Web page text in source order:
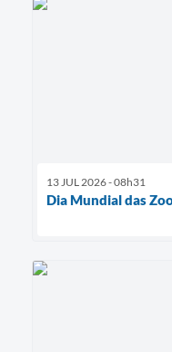
13 JUL 2026 - 08h31
Dia Mundial das